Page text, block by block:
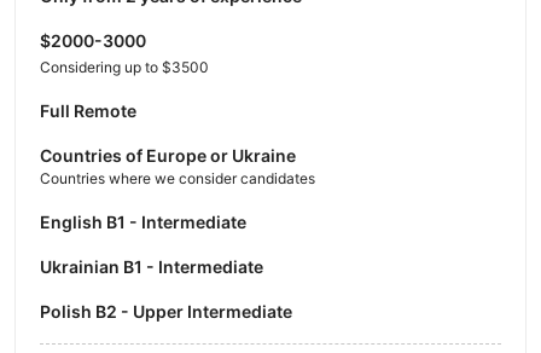
$2000-3000
Considering up to $3500
Full Remote
Countries of Europe or Ukraine
Countries where we consider candidates
English B1 - Intermediate
Ukrainian B1 - Intermediate
Polish B2 - Upper Intermediate